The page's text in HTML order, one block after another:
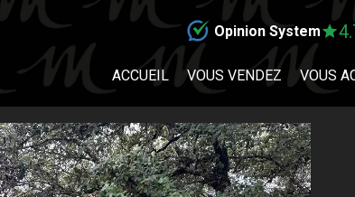
Opinion System
ACCUEIL VOUS VENDEZ VOUS